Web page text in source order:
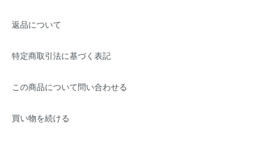
返品について
特定商取引法に基づく表記
この商品について問い合わせる
買い物を続ける